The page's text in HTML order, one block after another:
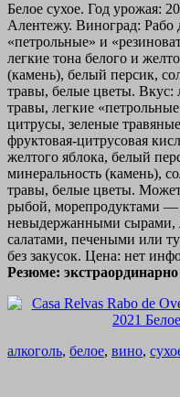
Белое сухое. Год урожая:
Алентежу. Виноград: Рабо
«петрольные» и
легкие тона белого и
(камень), белый персик,
травы, белые цветы. Вкус:
травы, легкие
цитрусы, зеленые
фруктовая-цитрусовая
желтого яблока, белый
минеральность (камень),
травы, белые цветы.
рыбой, морепродуктами —
невыдержанными сырами,
салатами, печеными или
без закусок. Цена: нет
Резюме: экстраординарно
алкоголь, белое, вино,